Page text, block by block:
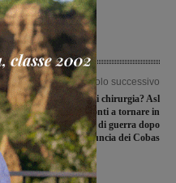
Articolo successivo
“Depotenziamento di chirurgia? Asl
inaffidabile: pronti a tornare in
piazza”. M5S sul piede di guerra dopo
la denuncia dei Cobas